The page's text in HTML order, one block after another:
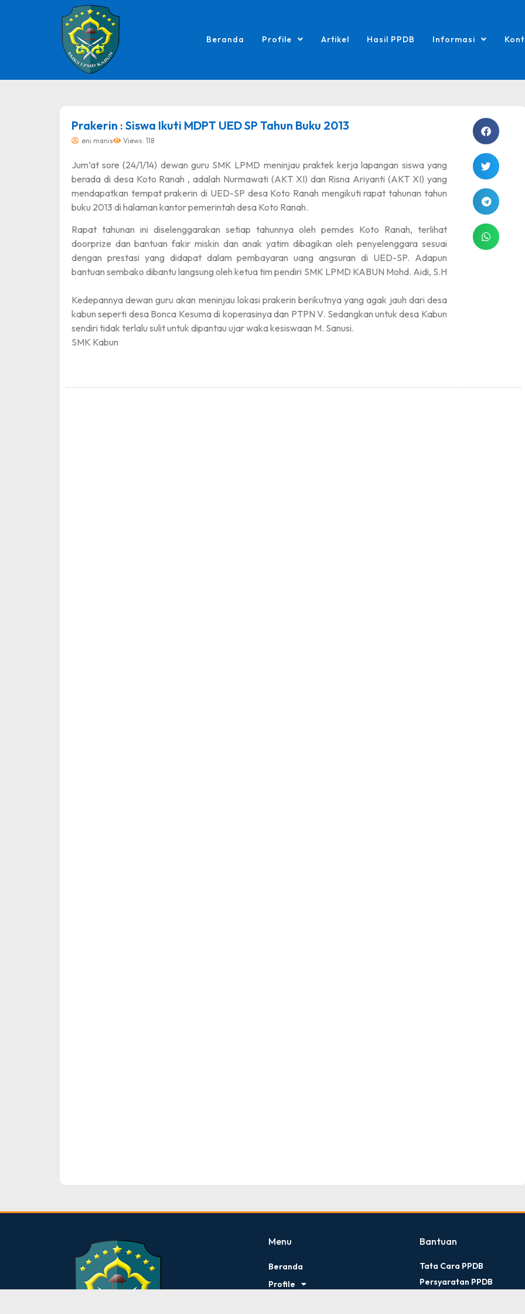
Beranda Profile Artikel Hasil PPDB Informasi
Prakerin : Siswa Ikuti MDPT UED SP Tahun Buku 2013
eni manis Views: 118
Jum’at sore (24/1/14) dewan guru SMK LPMD meninjau praktek kerja lapangan siswa yang
berada di desa Koto Ranah , adalah Nurmawati (AKT XI) dan Risna Ariyanti (AKT XI) yang
mendapatkan tempat prakerin di UED-SP desa Koto Ranah mengikuti rapat tahunan tahun
buku 2013 di halaman kantor pemerintah desa Koto Ranah.
Rapat tahunan ini diselenggarakan setiap tahunnya oleh pemdes Koto Ranah, terlihat
doorprize dan bantuan fakir miskin dan anak yatim dibagikan oleh penyelenggara sesuai
dengan prestasi yang didapat dalam pembayaran uang angsuran di UED-SP. Adapun
bantuan sembako dibantu langsung oleh ketua tim pendiri SMK LPMD KABUN Mohd. Aidi, S.H
Kedepannya dewan guru akan meninjau lokasi prakerin berikutnya yang agak jauh dari desa
kabun seperti desa Bonca Kesuma di koperasinya dan PTPN V. Sedangkan untuk desa Kabun
sendiri tidak terlalu sulit untuk dipantau ujar waka kesiswaan M. Sanusi.
SMK Kabun
Menu
Beranda
Profile
Bantuan
Tata Cara PPDB
Persyaratan PPDB